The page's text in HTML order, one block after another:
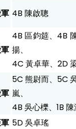
4B 陳啟聰
4B 區鈞筵、4B
揚、
4C 黃卓華、2D
5C 熊尉而、5C
嵐、
4B 吳心櫟、1B 陳
5D 吳卓瑤